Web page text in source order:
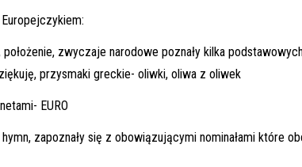
zwyczaje narodowe poznały kilka
przysmaki greckie- oliwki, oliwa z oliwek
EURO
zapoznały się z obowiązującymi nominałami które